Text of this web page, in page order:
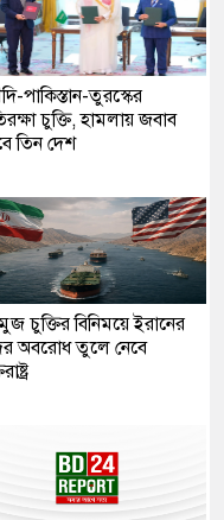
পাকিস্তান-তুরস্কের
চুক্তি, হামলায় জবাব
তিন দেশ
চুক্তির বিনিময়ে ইরানের
অবরোধ তুলে নেবে